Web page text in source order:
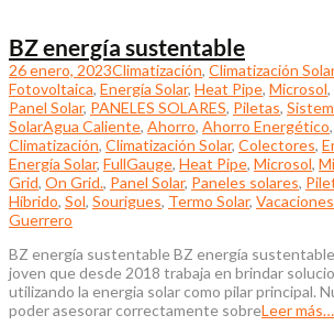
BZ energía sustentable
26 enero, 2023Climatización, Climatización Solar
Fotovoltaica, Energía Solar, Heat Pipe, Microsol,
Panel Solar, PANELES SOLARES, Piletas,
SolarAgua Caliente, Ahorro, Ahorro Energético,
Climatización, Climatización Solar, Colectores,
Energía Solar, FullGauge, Heat Pipe, Microsol,
Grid, On Grid., Panel Solar, Paneles solares,
Híbrido, Sol, Sourigues, Termo Solar, Vacaciones
Guerrero
BZ energía sustentable BZ energía
joven que desde 2018 trabaja en brindar
utilizando la energia solar como pilar principal.
poder asesorar correctamente sobreLeer más…